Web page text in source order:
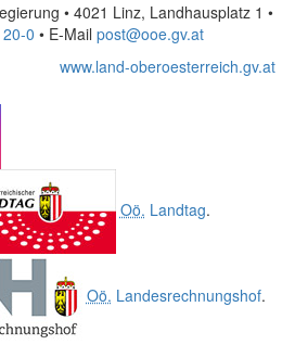
• 4021 Linz, Landhausplatz 1 •
0 • E-Mail post@ooe.gv.at
www.land-oberoesterreich.gv.at
Oö. Landtag.
Oö. Landesrechnungshof.